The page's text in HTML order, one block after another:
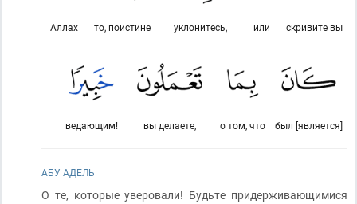
скривите вы
или
уклонитесь,
то, поистине
Аллах
был [является]
о том, что
вы делаете,
ведающим!
АБУ АДЕЛЬ
О те, которые уверовали! Будьте придерживающимися